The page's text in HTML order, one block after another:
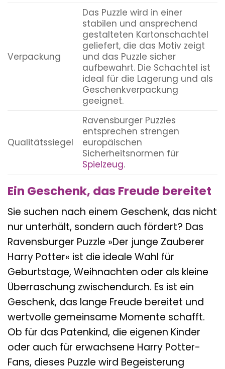
Verpackung
Das Puzzle wird in einer
stabilen und ansprechend
gestalteten Kartonschachtel
geliefert, die das Motiv zeigt
und das Puzzle sicher
aufbewahrt. Die Schachtel ist
ideal für die Lagerung und als
Geschenkverpackung
geeignet.
Qualitätssiegel
Ravensburger Puzzles
entsprechen strengen
europäischen
Sicherheitsnormen für
Spielzeug.
Ein Geschenk, das Freude bereitet
Sie suchen nach einem Geschenk, das nicht
nur unterhält, sondern auch fördert? Das
Ravensburger Puzzle »Der junge Zauberer
Harry Potter« ist die ideale Wahl für
Geburtstage, Weihnachten oder als kleine
Überraschung zwischendurch. Es ist ein
Geschenk, das lange Freude bereitet und
wertvolle gemeinsame Momente schafft.
Ob für das Patenkind, die eigenen Kinder
oder auch für erwachsene Harry Potter-
Fans, dieses Puzzle wird Begeisterung